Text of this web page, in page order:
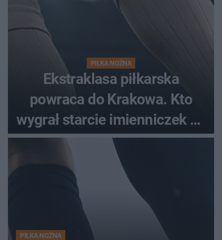
PIŁKA NOŻNA
Ekstraklasa piłkarska
powraca do Krakowa. Kto
wygrał starcie imienniczek na
pełnym stadionie
PIŁKA NOŻNA